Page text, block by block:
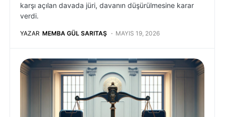
karşı açılan davada jüri, davanın düşürülmesine karar
verdi.
YAZAR MEMBA GÜL SARITAŞ MAYIS 19, 2026